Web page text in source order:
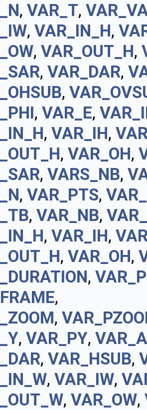
, VAR_T,
, VAR_IN_H,
, VAR_OUT_H,
, VAR_DAR,
,
, VAR_E,
, VAR_IH,
, VAR_OH,
, VARS_NB,
, VAR_PTS,
, VAR_NB,
, VAR_IH,
, VAR_OH,
,
,
,
, VAR_PY, VAR_A
, VAR_HSUB,
, VAR_IW,
, VAR_OW,